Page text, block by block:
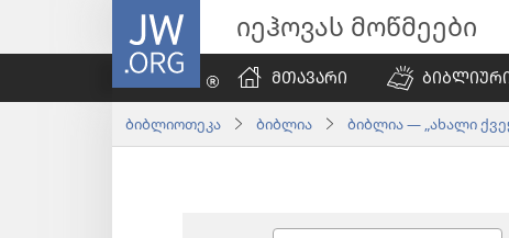
JW.ORG იეჰოვას მოწმეები
ᲛᲗᲐᲕᲐᲠᲘ
ბიბლიოთეკა ბიბლია ბიბლია — „ახალი